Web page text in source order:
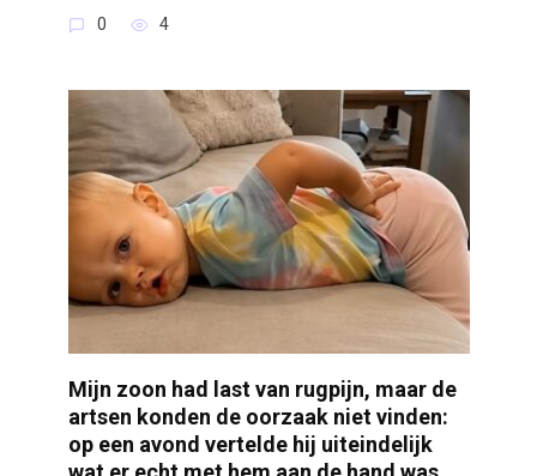
0 4
Mijn zoon had last van rugpijn, maar de
artsen konden de oorzaak niet vinden:
op een avond vertelde hij uiteindelijk